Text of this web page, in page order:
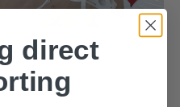
direct